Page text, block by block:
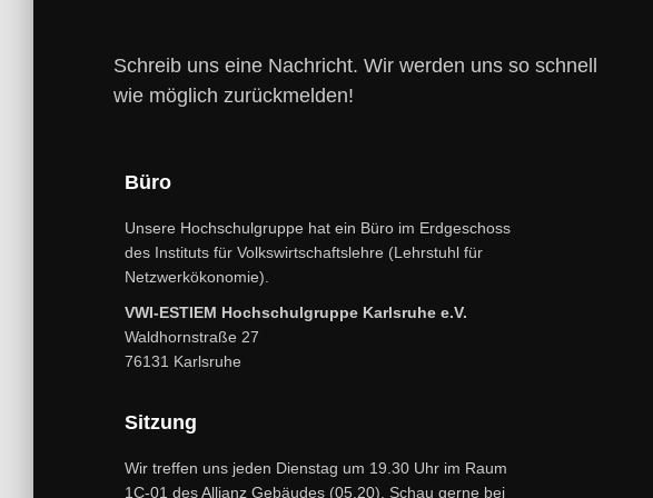
Schreib uns eine Nachricht. Wir werden uns so schnell
wie möglich zurückmelden!
Büro
Unsere Hochschulgruppe hat ein Büro im Erdgeschoss
des Instituts für Volkswirtschaftslehre (Lehrstuhl für
Netzwerkökonomie).
VWI-ESTIEM Hochschulgruppe Karlsruhe e.V.
Waldhornstraße 27
76131 Karlsruhe
Sitzung
Wir treffen uns jeden Dienstag um 19.30 Uhr im Raum
1C-01 des Allianz Gebäudes (05.20). Schau gerne bei